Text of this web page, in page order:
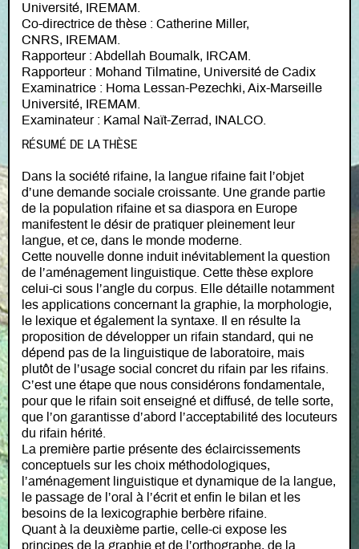
Université, IREMAM.
Co-directrice de thèse : Catherine Miller,
CNRS, IREMAM.
Rapporteur : Abdellah Boumalk, IRCAM.
Rapporteur : Mohand Tilmatine, Université de Cadix
Examinatrice : Homa Lessan-Pezechki, Aix-Marseille
Université, IREMAM.
Examinateur : Kamal Naït-Zerrad, INALCO.
RÉSUMÉ DE LA THÈSE
Dans la société rifaine, la langue rifaine fait l’objet
d’une demande sociale croissante. Une grande partie
de la population rifaine et sa diaspora en Europe
manifestent le désir de pratiquer pleinement leur
langue, et ce, dans le monde moderne.
Cette nouvelle donne induit inévitablement la question
de l’aménagement linguistique. Cette thèse explore
celui-ci sous l’angle du corpus. Elle détaille notamment
les applications concernant la graphie, la morphologie,
le lexique et également la syntaxe. Il en résulte la
proposition de développer un rifain standard, qui ne
dépend pas de la linguistique de laboratoire, mais
plutôt de l’usage social concret du rifain par les rifains.
C’est une étape que nous considérons fondamentale,
pour que le rifain soit enseigné et diffusé, de telle sorte,
que l’on garantisse d’abord l’acceptabilité des locuteurs
du rifain hérité.
La première partie présente des éclaircissements
conceptuels sur les choix méthodologiques,
l’aménagement linguistique et dynamique de la langue,
le passage de l’oral à l’écrit et enfin le bilan et les
besoins de la lexicographie berbère rifaine.
Quant à la deuxième partie, celle-ci expose les
principes de la graphie et de l’orthographe, de la